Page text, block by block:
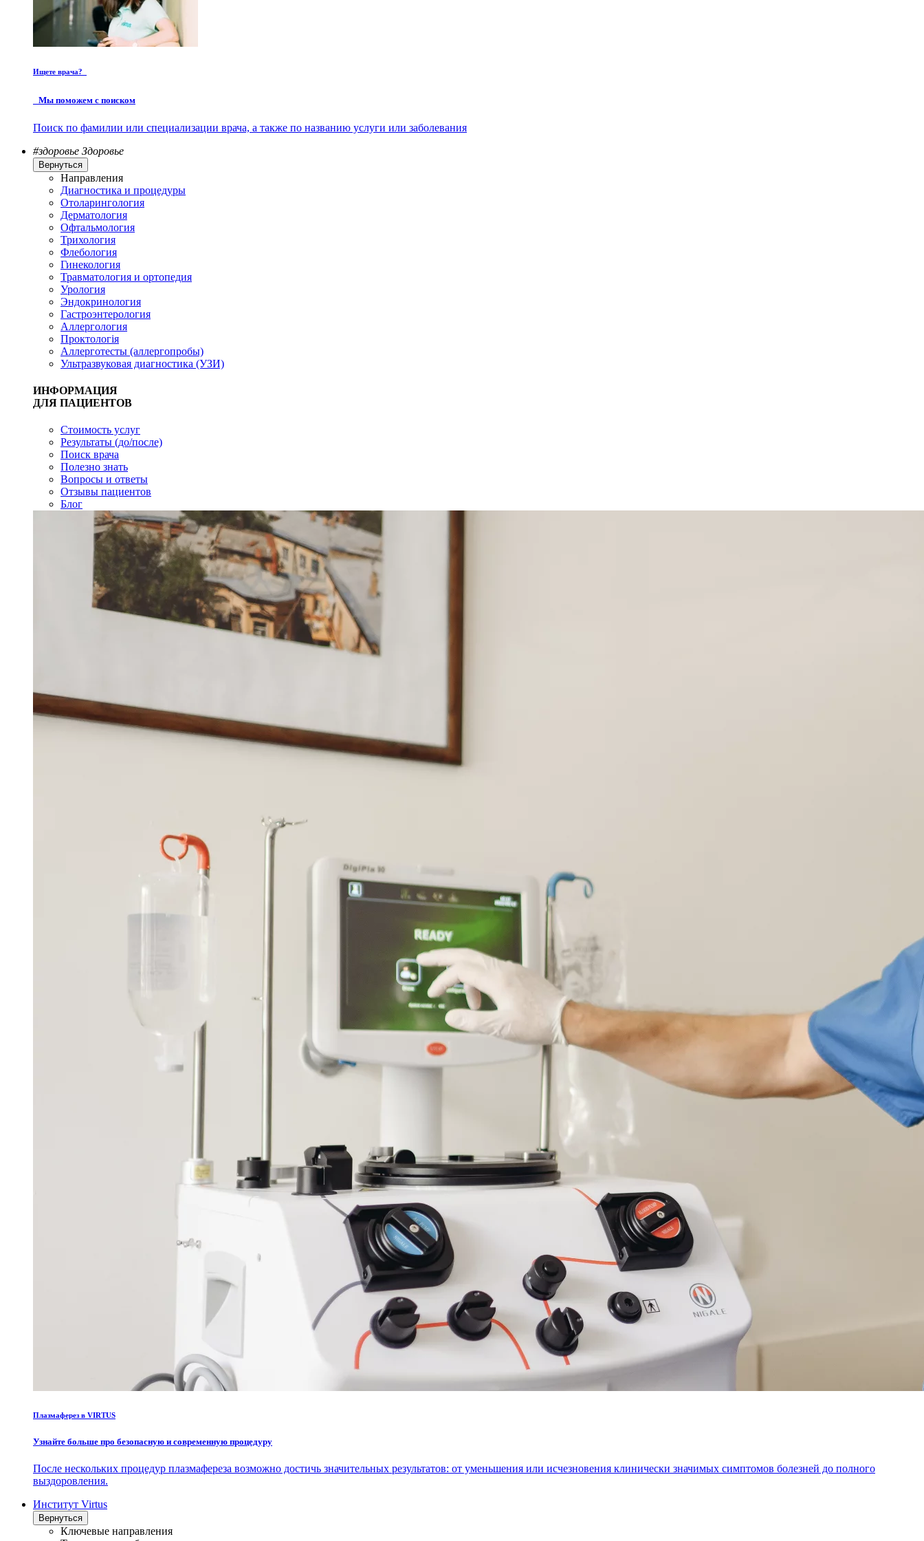
Ищете врача?
Мы поможем с поиском
Поиск по фамилии или специализации врача, а также по названию услуги или заболевания
#здоровье Здоровье
Вернуться
Направления
Диагностика и процедуры
Отоларингология
Дерматология
Офтальмология
Трихология
Флебология
Гинекология
Травматология и ортопедия
Урология
Эндокринология
Гастроэнтерология
Аллергология
Проктологія
Аллерготесты (аллергопробы)
Ультразвуковая диагностика (УЗИ)
ИНФОРМАЦИЯ
ДЛЯ ПАЦИЕНТОВ
Стоимость услуг
Результаты (до/после)
Поиск врача
Полезно знать
Вопросы и ответы
Отзывы пациентов
Блог
Плазмаферез в VIRTUS
Узнайте больше про безопасную и современную процедуру
После нескольких процедур плазмафереза возможно достичь значительных результатов: от уменьшения или исчезновения клинически значимых симптомов болезней до полного
выздоровления.
Институт Virtus
Вернуться
Ключевые направления